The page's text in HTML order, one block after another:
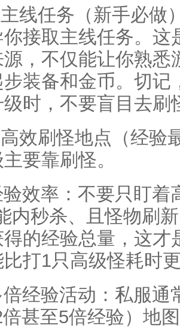
线任务（新手必做
你接取主线任务。
，不仅能让你熟
装备和金币。切记
时，不要盲目去刷
效刷怪地点（经验
要靠刷怪。
效率：不要只盯着
内秒杀、且怪物刷
的经验总量，这
打1只高级怪耗时
经验活动：私服通
甚至5倍经验）地